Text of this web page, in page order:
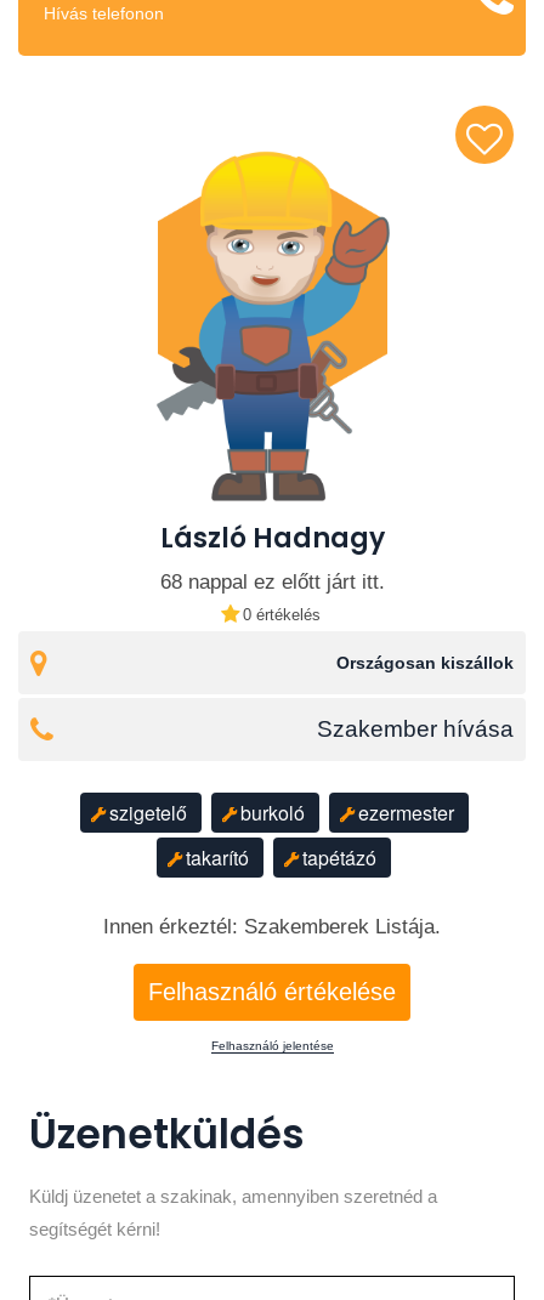
Hívás telefonon
László Hadnagy
68 nappal ez előtt járt itt.
0 értékelés
Országosan kiszállok
Szakember hívása
szigetelő burkoló
ezermester
takarító
tapétázó
Innen érkeztél: Szakemberek Listája.
Felhasználó értékelése
Felhasználó jelentése
Üzenetküldés
Küldj üzenetet a szakinak, amennyiben szeretnéd a
segítségét kérni!